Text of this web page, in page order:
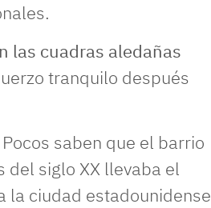
las cuadras aledañas
tranquilo después
saben que el barrio
del siglo XX llevaba el
la ciudad estadounidense